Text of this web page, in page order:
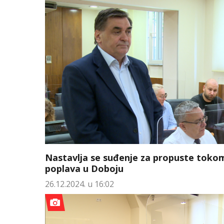
Nastavlja se suđenje za propuste
poplava u Doboju
26.12.2024. u 16:02